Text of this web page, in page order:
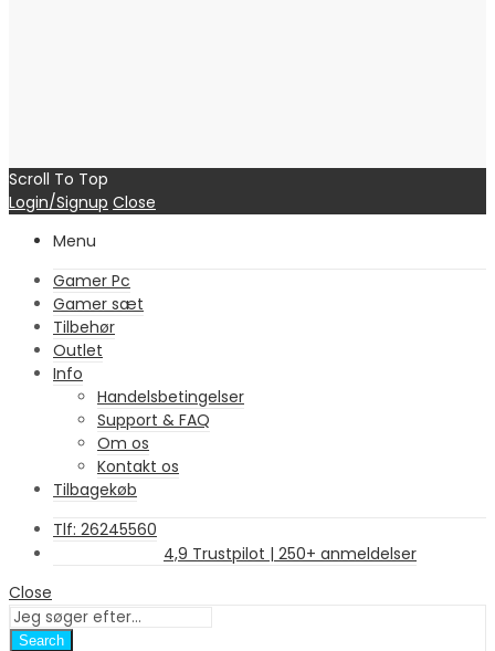
Scroll To Top
Login/Signup Close
Menu
Gamer Pc
Gamer sæt
Tilbehør
Outlet
Info
Handelsbetingelser
Support & FAQ
Om os
Kontakt os
Tilbagekøb
Tlf: 26245560
4,9 Trustpilot | 250+ anmeldelser
Close
Search